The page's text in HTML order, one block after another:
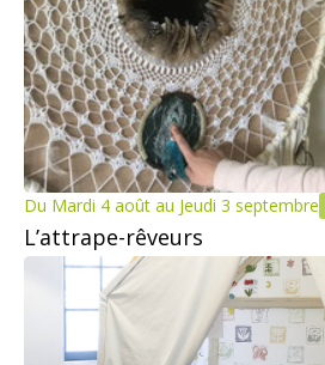
Du Mardi 4 août au Jeudi 3 septembre
L’attrape-rêveurs